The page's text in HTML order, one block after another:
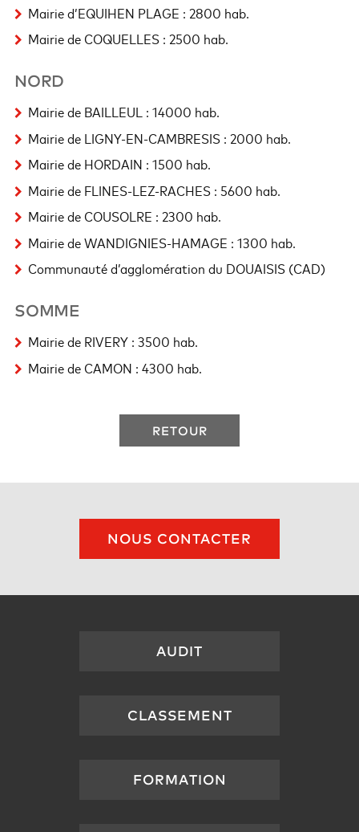
Mairie d’EQUIHEN PLAGE : 2800 hab.
Mairie de COQUELLES : 2500 hab.
NORD
Mairie de BAILLEUL : 14000 hab.
Mairie de LIGNY-EN-CAMBRESIS : 2000 hab.
Mairie de HORDAIN : 1500 hab.
Mairie de FLINES-LEZ-RACHES : 5600 hab.
Mairie de COUSOLRE : 2300 hab.
Mairie de WANDIGNIES-HAMAGE : 1300 hab.
Communauté d’agglomération du DOUAISIS (CAD)
SOMME
Mairie de RIVERY : 3500 hab.
Mairie de CAMON : 4300 hab.
RETOUR
NOUS CONTACTER
AUDIT
CLASSEMENT
FORMATION